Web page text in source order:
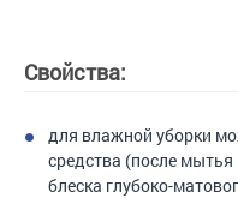
Свойства:
для влажной уборки
средства (после
блеска глубоко-